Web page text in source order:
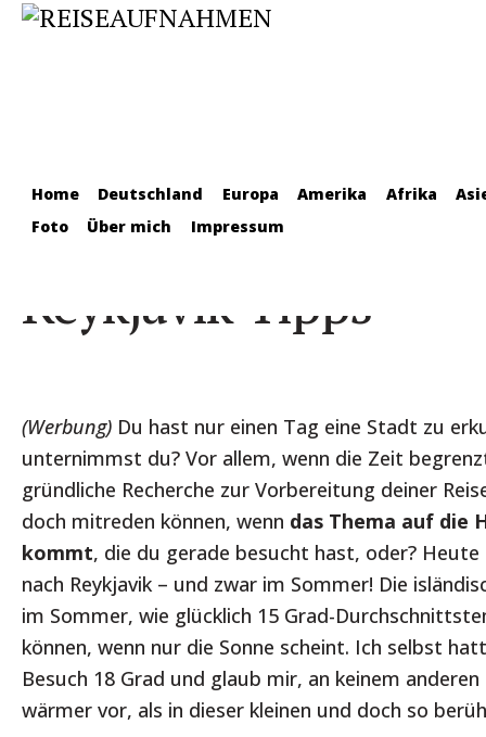
Home Deutschland Europa Amerika Afrika
Foto
Über mich Impressum
Auf nach Island:
Reykjavik Tipps
(Werbung) Du hast nur einen Tag eine Stadt zu
unternimmst du? Vor allem, wenn die Zeit
gründliche Recherche zur Vorbereitung deiner
doch mitreden können, wenn das Thema auf die
kommt, die du gerade besucht hast, oder?
nach Reykjavik – und zwar im Sommer! Die
im Sommer, wie glücklich 15 Grad-
können, wenn nur die Sonne scheint. Ich selbst
Besuch 18 Grad und glaub mir, an keinem
wärmer vor, als in dieser kleinen und doch so